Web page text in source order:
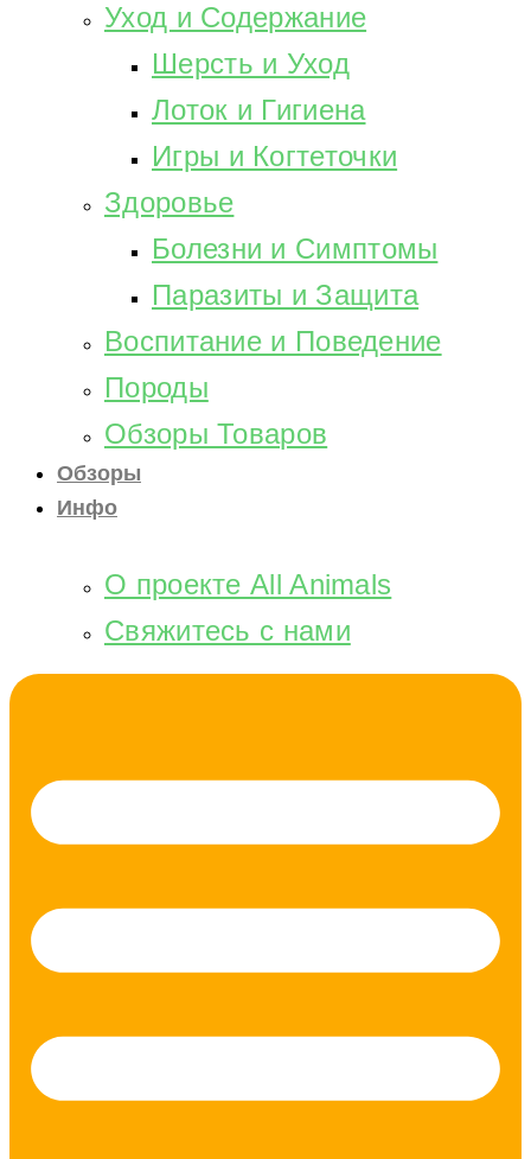
Уход и Содержание
Шерсть и Уход
Лоток и Гигиена
Игры и Когтеточки
Здоровье
Болезни и Симптомы
Паразиты и Защита
Воспитание и Поведение
Породы
Обзоры Товаров
Обзоры
Инфо
О проекте All Animals
Свяжитесь с нами